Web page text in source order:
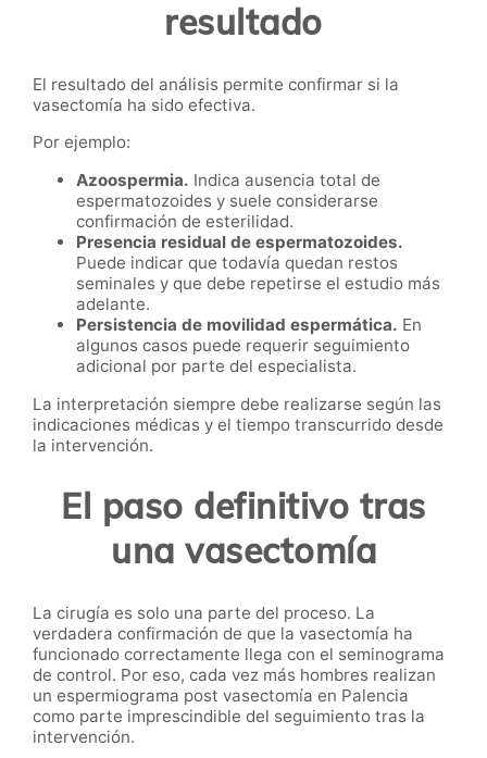
resultado
El resultado del análisis permite confirmar si la
vasectomía ha sido efectiva.
Por ejemplo:
Azoospermia. Indica ausencia total de
espermatozoides y suele considerarse
confirmación de esterilidad.
Presencia residual de espermatozoides.
Puede indicar que todavía quedan restos
seminales y que debe repetirse el estudio más
adelante.
Persistencia de movilidad espermática. En
algunos casos puede requerir seguimiento
adicional por parte del especialista.
La interpretación siempre debe realizarse según las
indicaciones médicas y el tiempo transcurrido desde
la intervención.
El paso definitivo tras
una vasectomía
La cirugía es solo una parte del proceso. La
verdadera confirmación de que la vasectomía ha
funcionado correctamente llega con el seminograma
de control. Por eso, cada vez más hombres realizan
un espermiograma post vasectomía en Palencia
como parte imprescindible del seguimiento tras la
intervención.